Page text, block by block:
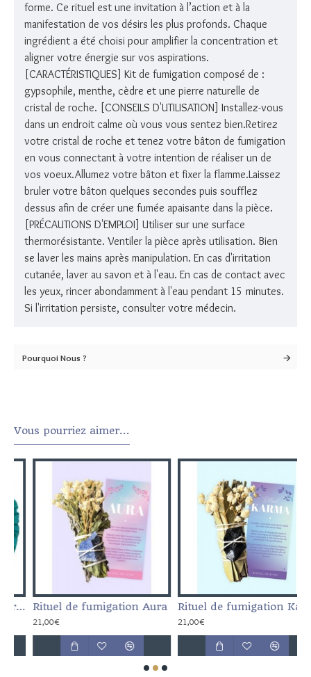
forme. Ce rituel est une invitation à l’action et à la
manifestation de vos désirs les plus profonds. Chaque
ingrédient a été choisi pour amplifier la concentration et
aligner votre énergie sur vos aspirations.
[CARACTÉRISTIQUES] Kit de fumigation composé de :
gypsophile, menthe, cèdre et une pierre naturelle de
cristal de roche. [CONSEILS D'UTILISATION] Installez-vous
dans un endroit calme où vous vous sentez bien.Retirez
votre cristal de roche et tenez votre bâton de fumigation
en vous connectant à votre intention de réaliser un de
vos voeux.Allumez votre bâton et fixer la flamme.Laissez
bruler votre bâton quelques secondes puis soufflez
dessus afin de créer une fumée apaisante dans la pièce.
[PRÉCAUTIONS D'EMPLOI] Utiliser sur une surface
thermorésistante. Ventiler la pièce après utilisation. Bien
se laver les mains après manipulation. En cas d'irritation
cutanée, laver au savon et à l'eau. En cas de contact avec
les yeux, rincer abondamment à l'eau pendant 15 minutes.
Si l'irritation persiste, consulter votre médecin.
Pourquoi Nous ?
Vous pourriez aimer...
Rituel de fumigation Aura
21,00€
Rituel de fumigation Karma
21,00€